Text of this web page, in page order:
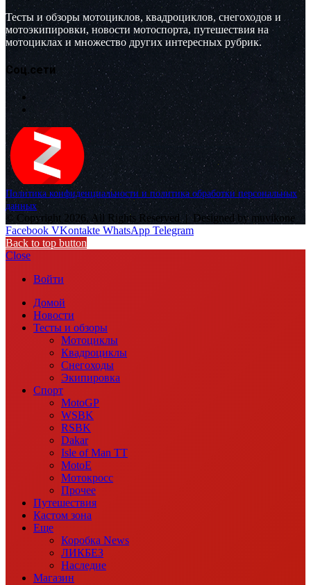
Тесты и обзоры мотоциклов, квадроциклов, снегоходов и
мотоэкипировки, новости мотоспорта, путешествия на
мотоциклах и множество других интересных рубрик.
Соц.сети
Политика конфиденциальности и политика обработки персональных
данных
© Copyright 2026, All Rights Reserved | Designed by muvikone
Facebook VKontakte WhatsApp Telegram
Back to top button
Close
Войти
Домой
Новости
Тесты и обзоры
Мотоциклы
Квадроциклы
Снегоходы
Экипировка
Спорт
MotoGP
WSBK
RSBK
Dakar
Isle of Man TT
MotoE
Мотокросс
Прочее
Путешествия
Кастом зона
Еще
Коробка News
ЛИКБЕЗ
Наследие
Магазин